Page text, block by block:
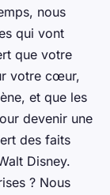
nous
qui vont
que votre
votre cœur,
et que les
devenir une
des faits
Disney.
? Nous